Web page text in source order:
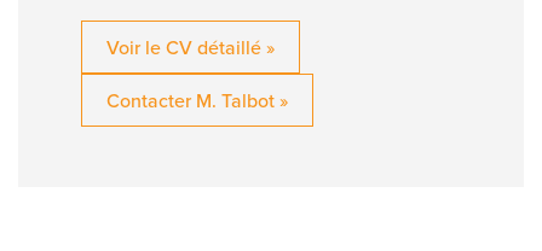
Voir le CV détaillé »
Contacter M. Talbot »